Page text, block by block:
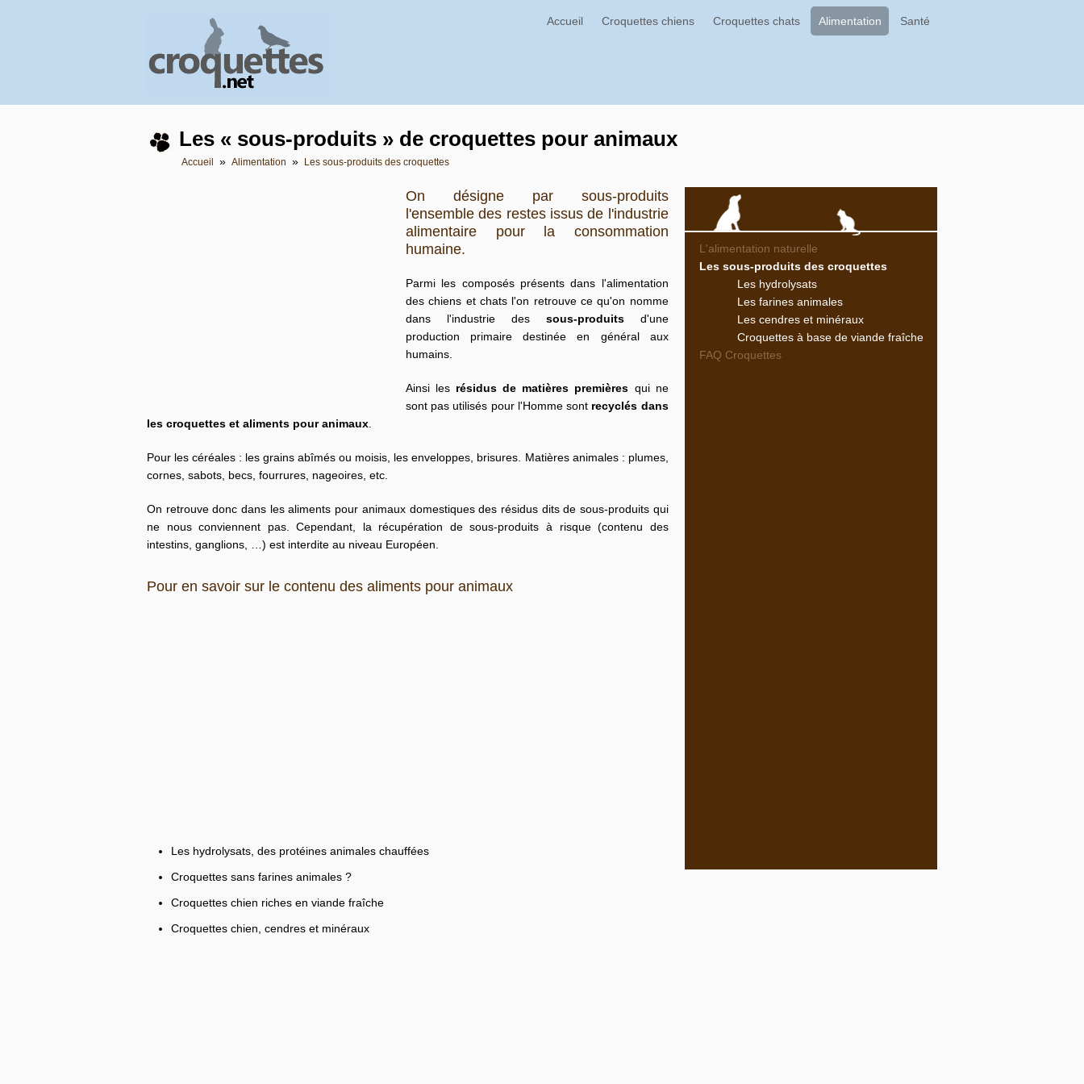
Accueil Croquettes chiens Croquettes chats Alimentation Santé
Les « sous-produits » de croquettes pour animaux
Accueil » Alimentation » Les sous-produits des croquettes
On désigne par sous-produits
l'ensemble des restes issus de l'industrie
alimentaire pour la consommation
humaine.
Parmi les composés présents dans l'alimentation
des chiens et chats l'on retrouve ce qu'on nomme
dans l'industrie des sous-produitsd'une
production primaire destinée en général aux
humains.
Ainsi les résidus de matières premières qui ne
sont pas utilisés pour l'Homme sont recyclés dans
les croquettes et aliments pour animaux
Pour les céréales : les grains abîmés ou moisis, les enveloppes, brisures. Matières animales : plumes,
cornes, sabots, becs, fourrures, nageoires, etc.
On retrouve donc dans les aliments pour animaux domestiques des résidus dits de sous-produits qui
ne nous conviennent pas. Cependant, la récupération de sous-produits à risque (contenu des
intestins, ganglions, …) est interdite au niveau Européen.
Pour en savoir sur le contenu des aliments pour animaux
Les hydrolysats, des protéines animales chauffées
Croquettes sans farines animales ?
Croquettes chien riches en viande fraîche
Croquettes chien, cendres et minéraux
L'alimentation naturelle
Les sous-produits des croquettes
Les hydrolysats
Les farines animales
Les cendres et minéraux
Croquettes à base de viande fraîche
FAQ Croquettes